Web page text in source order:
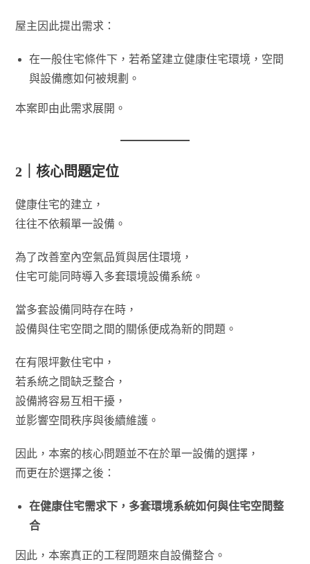
屋主因此提出需求：
在一般住宅條件下，若希望建立健康住宅環境，空間
與設備應如何被規劃。
本案即由此需求展開。
2｜核心問題定位
健康住宅的建立，
往往不依賴單一設備。
為了改善室內空氣品質與居住環境，
住宅可能同時導入多套環境設備系統。
當多套設備同時存在時，
設備與住宅空間之間的關係便成為新的問題。
在有限坪數住宅中，
若系統之間缺乏整合，
設備將容易互相干擾，
並影響空間秩序與後續維護。
因此，本案的核心問題並不在於單一設備的選擇，
而更在於選擇之後：
在健康住宅需求下，多套環境系統如何與住宅空間整
合
因此，本案真正的工程問題來自設備整合。